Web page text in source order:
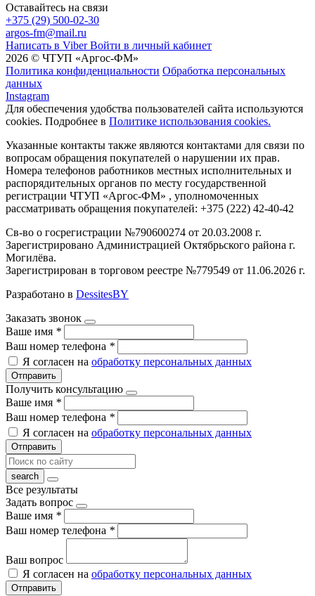
Оставайтесь на связи
+375 (29) 500-02-30
argos-fm@mail.ru
Написать в Viber Войти в личный кабинет
2026 © ЧТУП «Аргос-ФМ»
Политика конфиденциальности Обработка персональных
данных
Instagram
Для обеспечения удобства пользователей сайта используются
cookies. Подробнее в Политике использования cookies.
Указанные контакты также являются контактами для связи по
вопросам обращения покупателей о нарушении их прав.
Номера телефонов работников местных исполнительных и
распорядительных органов по месту государственной
регистрации ЧТУП «Аргос-ФМ» , уполномоченных
рассматривать обращения покупателей: +375 (222) 42-40-42
Св-во о госрегистрации №790600274 от 20.03.2008 г.
Зарегистрировано Администрацией Октябрьского района г.
Могилёва.
Зарегистрирован в торговом реестре №779549 от 11.06.2026 г.
Разработано в DessitesBY
Заказать звонок
Ваше имя *
Ваш номер телефона *
Я согласен на обработку персональных данных
Отправить
Получить консультацию
Ваше имя *
Ваш номер телефона *
Я согласен на обработку персональных данных
Отправить
Все результаты
Задать вопрос
Ваше имя *
Ваш номер телефона *
Ваш вопрос
Я согласен на обработку персональных данных
Отправить